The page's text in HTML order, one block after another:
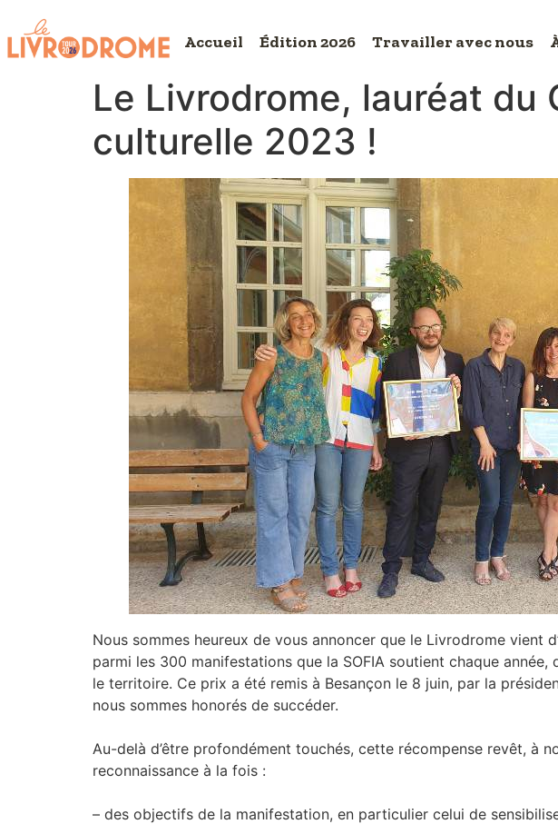
Accueil Édition 2026 Travailler avec nous
Le Livrodrome, lauréat du
culturelle 2023 !
Nous sommes heureux de vous annoncer que le Livrodrome vient
parmi les 300 manifestations que la SOFIA soutient chaque
le territoire. Ce prix a été remis à Besançon le 8 juin, par la
nous sommes honorés de succéder.
Au-delà d’être profondément touchés, cette récompense revêt, à
reconnaissance à la fois :
– des objectifs de la manifestation, en particulier celui de